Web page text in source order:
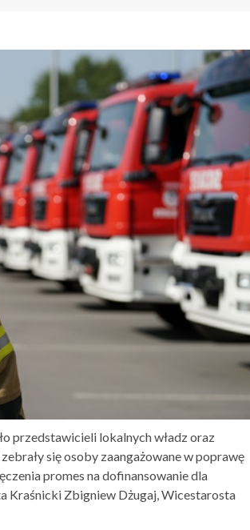
przedstawicieli lokalnych władz oraz
się osoby zaangażowane w poprawę
promes na dofinansowanie dla
Kraśnicki Zbigniew Dżugaj, Wicestarosta